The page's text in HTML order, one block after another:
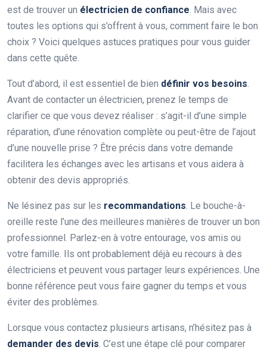
est de trouver un électricien de confiance . Mais avec
toutes les options qui s’offrent à vous, comment faire le bon
choix ? Voici quelques astuces pratiques pour vous guider
dans cette quête.
Tout d’abord, il est essentiel de bien définir vos besoins
Avant de contacter un électricien, prenez le temps de
clarifier ce que vous devez réaliser : s’agit-il d’une simple
réparation, d’une rénovation complète ou peut-être de l’ajout
d’une nouvelle prise ? Être précis dans votre demande
facilitera les échanges avec les artisans et vous aidera à
obtenir des devis appropriés.
Ne lésinez pas sur les recommandations . Le bouche-à-
oreille reste l’une des meilleures manières de trouver un bon
professionnel. Parlez-en à votre entourage, vos amis ou
votre famille. Ils ont probablement déjà eu recours à des
électriciens et peuvent vous partager leurs expériences. Une
bonne référence peut vous faire gagner du temps et vous
éviter des problèmes.
Lorsque vous contactez plusieurs artisans, n’hésitez pas à
demander des devis . C’est une étape clé pour comparer